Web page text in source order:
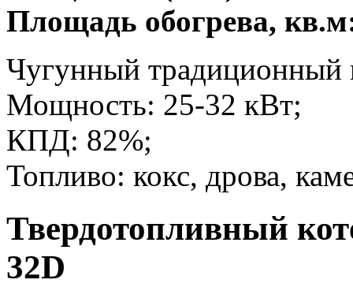
Площадь обогрева,
Чугунный традиционный
Мощность: 25-32 кВт;
КПД: 82%;
Топливо: кокс, дрова,
Твердотопливный
32D